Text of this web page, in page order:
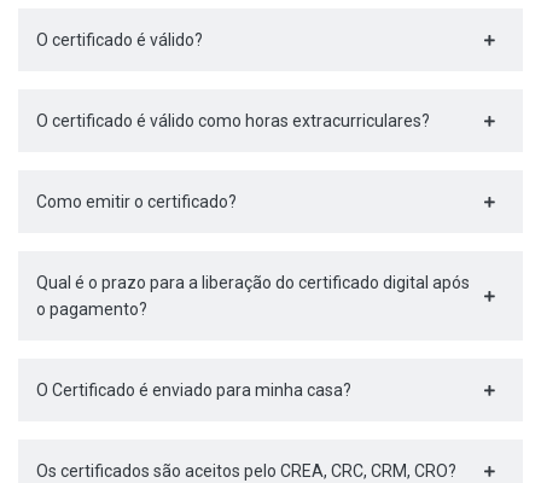
O certificado é válido?
O certificado é válido como horas extracurriculares?
Como emitir o certificado?
Qual é o prazo para a liberação do certificado digital após
o pagamento?
O Certificado é enviado para minha casa?
Os certificados são aceitos pelo CREA, CRC, CRM, CRO?